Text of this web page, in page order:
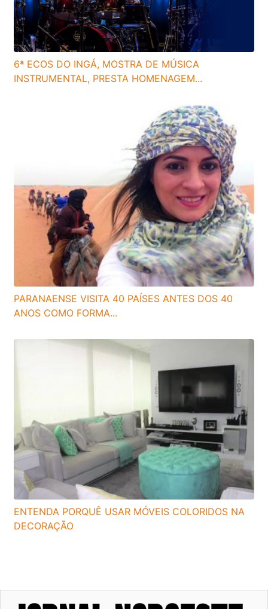
6ª ECOS DO INGÁ, MOSTRA DE MÚSICA
INSTRUMENTAL, PRESTA HOMENAGEM...
PARANAENSE VISITA 40 PAÍSES ANTES DOS 40
ANOS COMO FORMA...
ENTENDA PORQUÊ USAR MÓVEIS COLORIDOS NA
DECORAÇÃO